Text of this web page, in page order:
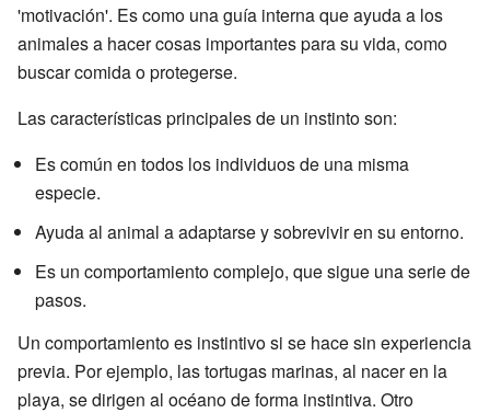
'motivación'. Es como una guía interna que ayuda a los
animales a hacer cosas importantes para su vida, como
buscar comida o protegerse.
Las características principales de un instinto son:
Es común en todos los individuos de una misma
especie.
Ayuda al animal a adaptarse y sobrevivir en su entorno.
Es un comportamiento complejo, que sigue una serie de
pasos.
Un comportamiento es instintivo si se hace sin experiencia
previa. Por ejemplo, las tortugas marinas, al nacer en la
playa, se dirigen al océano de forma instintiva. Otro